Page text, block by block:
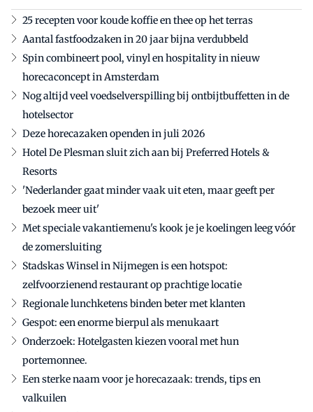
25 recepten voor koude koffie en thee op het terras
Aantal fastfoodzaken in 20 jaar bijna verdubbeld
Spin combineert pool, vinyl en hospitality in nieuw
horecaconcept in Amsterdam
Nog altijd veel voedselverspilling bij ontbijtbuffetten in de
hotelsector
Deze horecazaken openden in juli 2026
Hotel De Plesman sluit zich aan bij Preferred Hotels &
Resorts
'Nederlander gaat minder vaak uit eten, maar geeft per
bezoek meer uit'
Met speciale vakantiemenu's kook je je koelingen leeg vóór
de zomersluiting
Stadskas Winsel in Nijmegen is een hotspot:
zelfvoorzienend restaurant op prachtige locatie
Regionale lunchketens binden beter met klanten
Gespot: een enorme bierpul als menukaart
Onderzoek: Hotelgasten kiezen vooral met hun
portemonnee.
Een sterke naam voor je horecazaak: trends, tips en
valkuilen